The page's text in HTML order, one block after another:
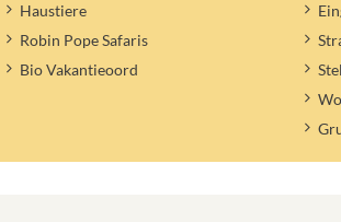
Haustiere
Robin Pope Safaris
Bio Vakantieoord